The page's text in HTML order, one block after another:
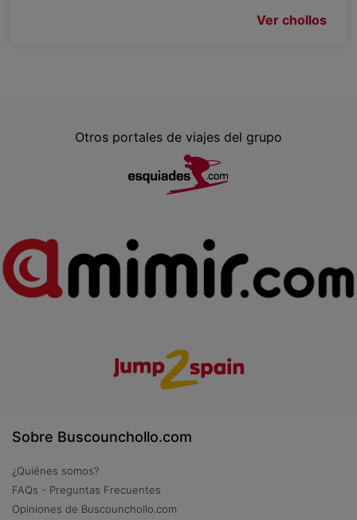
Ver chollos
Otros portales de viajes del grupo
Sobre Buscounchollo.com
¿Quiénes somos?
FAQs - Preguntas Frecuentes
Opiniones de Buscounchollo.com